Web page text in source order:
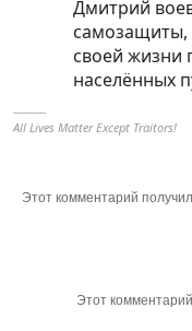
Дмитрий
самозащиты,
своей жизни
населённых
----------
All Lives Matter Except Traitors!
Этот комментарий
Этот